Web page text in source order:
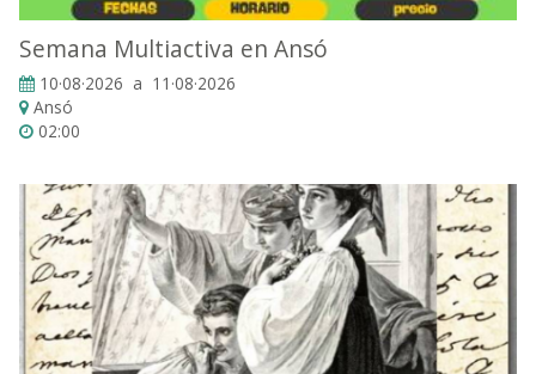
Semana Multiactiva en Ansó
10·08·2026 a 11·08·2026
Ansó
02:00